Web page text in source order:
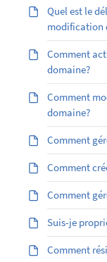
Quel est le
modification
Comment
domaine?
Comment
domaine?
Comment
Comment
Comment
Suis-je
Comment